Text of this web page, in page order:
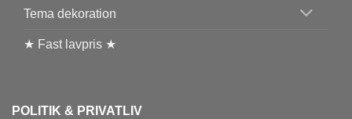
Tema dekoration
★ Fast lavpris ★
POLITIK & PRIVATLIV